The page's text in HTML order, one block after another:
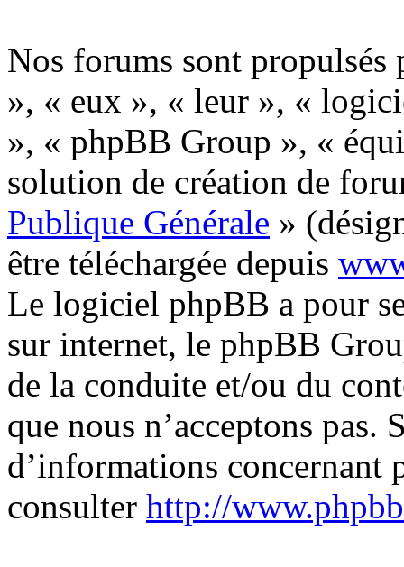
Nos forums sont
», « eux », « leur », «
», « phpBB Group », «
solution de création de
Publique Générale »
être téléchargée depuis
Le logiciel phpBB a pour
sur internet, le phpBB
de la conduite et/ou du
que nous n’acceptons
d’informations
consulter http://